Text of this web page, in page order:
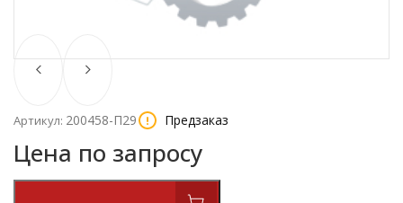
Артикул: 200458-П29 Предзаказ
Цена по запросу